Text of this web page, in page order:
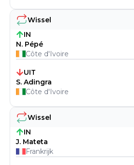
Wissel
IN
J. Mateta
Frankrijk
Wissel
IN
N. Pépé
Côte d'Ivoire
UIT
S. Adingra
Côte d'Ivoire